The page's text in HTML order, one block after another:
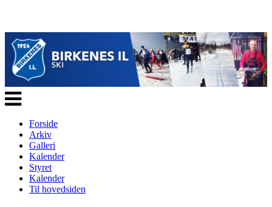
Veksle
navigasjon
Forside
Arkiv
Galleri
Kalender
Styret
Kalender
Til hovedsiden